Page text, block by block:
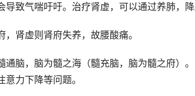
导致气喘吁吁。治疗肾虚，可以通过养肺，降
，肾虚则肾府失养，故腰酸痛。
通脑，脑为髓之海（髓充脑，脑为髓之府）
力下降等问题。